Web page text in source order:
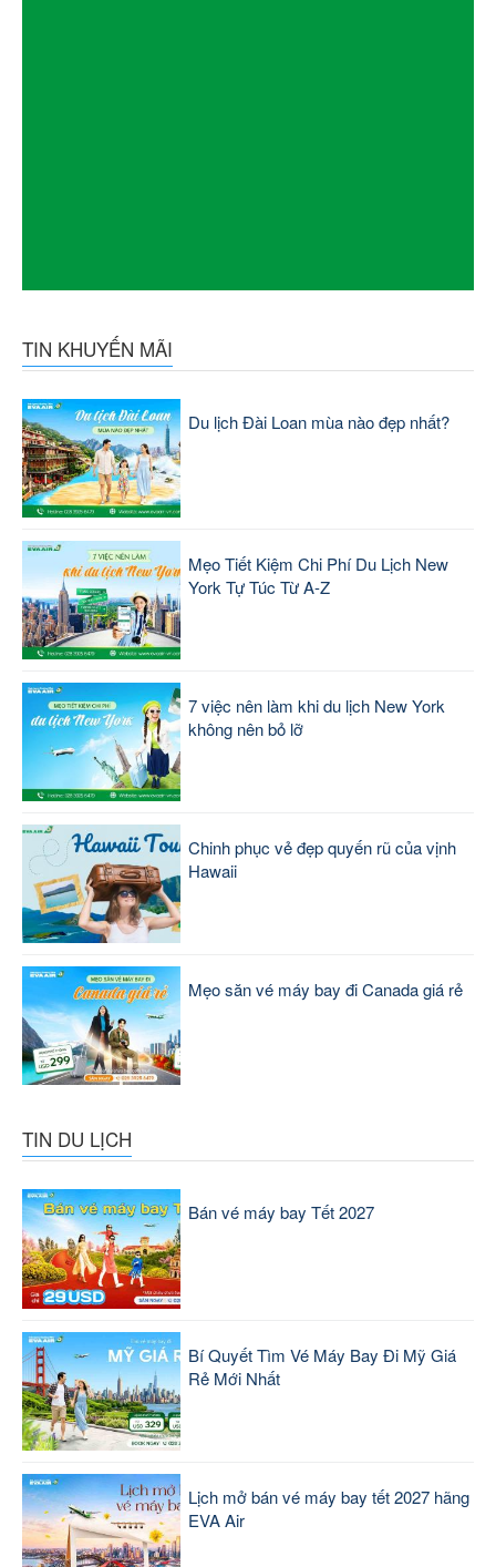
TIN KHUYẾN MÃI
Du lịch Đài Loan mùa nào đẹp nhất?
Mẹo Tiết Kiệm Chi Phí Du Lịch New
York Tự Túc Từ A-Z
7 việc nên làm khi du lịch New York
không nên bỏ lỡ
Chinh phục vẻ đẹp quyến rũ của vịnh
Hawaii
Mẹo săn vé máy bay đi Canada giá rẻ
TIN DU LỊCH
Bán vé máy bay Tết 2027
Bí Quyết Tìm Vé Máy Bay Đi Mỹ Giá
Rẻ Mới Nhất
Lịch mở bán vé máy bay tết 2027 hãng
EVA Air